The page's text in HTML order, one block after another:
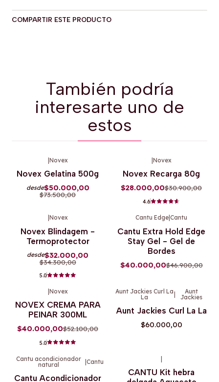
COMPARTIR ESTE PRODUCTO
También podría
interesarte uno de
estos
Novex
Novex Gelatina 500g
desde$50.000,00
$73.500,00
Novex
Novex Recarga 80g
$28.000,00$30.900,00
4.6
Novex
Novex Blindagem -
Termoprotector
desde$32.000,00
$34.300,00
5.0
Cantu Edge Cantu
Cantu Extra Hold Edge
Stay Gel - Gel de
Bordes
$40.000,00$46.900,00
Agotado
Novex
NOVEX CREMA PARA
PEINAR 300ML
$40.000,00$52.100,00
5.0
Agotado
Aunt Jackies Curl La
La
Aunt
Jackies
Aunt Jackies Curl La La
$60.000,00
OFF
Cantu acondicionador
natural
|Cantu
Cantu Acondicionador
|
CANTU Kit hebra